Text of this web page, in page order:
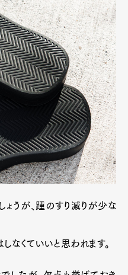
ょうが、踵のすり減りが少な
なくていいと思われます。